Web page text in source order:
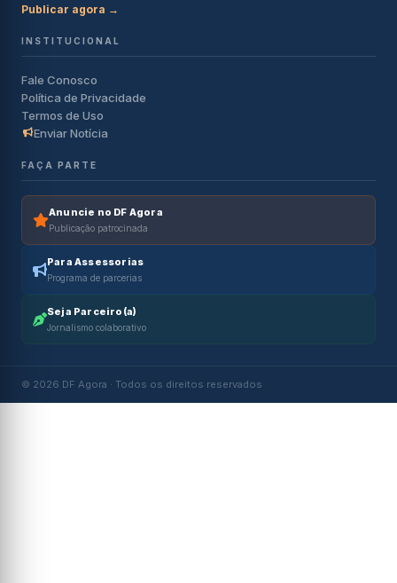
Publicar agora →
INSTITUCIONAL
Fale Conosco
Política de Privacidade
Termos de Uso
Enviar Notícia
FAÇA PARTE
Anuncie no DF Agora
Publicação patrocinada
Para Assessorias
Programa de parcerias
Seja Parceiro(a)
Jornalismo colaborativo
© 2026 DF Agora · Todos os direitos reservados